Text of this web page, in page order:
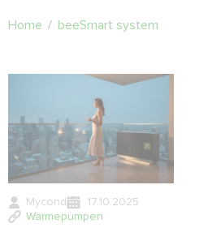
Home / beeSmart system
Mycond
17.10.2025
Wärmepumpen